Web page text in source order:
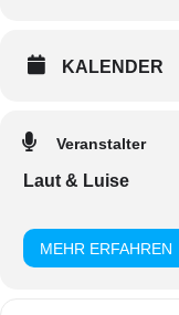
KALENDER
Veranstalter
Laut & Luise
MEHR ERFAHREN